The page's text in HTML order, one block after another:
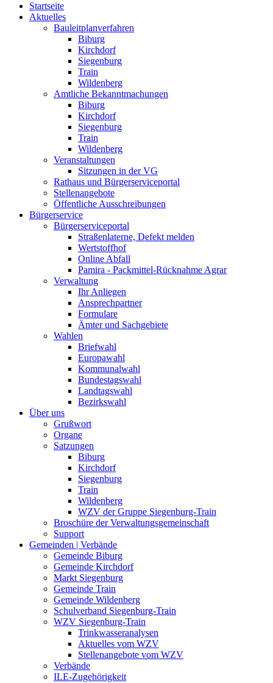
Startseite
Aktuelles
Bauleitplanverfahren
Biburg
Kirchdorf
Siegenburg
Train
Wildenberg
Amtliche Bekanntmachungen
Biburg
Kirchdorf
Siegenburg
Train
Wildenberg
Veranstaltungen
Sitzungen in der VG
Rathaus und Bürgerserviceportal
Stellenangebote
Öffentliche Ausschreibungen
Bürgerservice
Bürgerserviceportal
Straßenlaterne, Defekt melden
Wertstoffhof
Online Abfall
Pamira - Packmittel-Rücknahme Agrar
Verwaltung
Ihr Anliegen
Ansprechpartner
Formulare
Ämter und Sachgebiete
Wahlen
Briefwahl
Europawahl
Kommunalwahl
Bundestagswahl
Landtagswahl
Bezirkswahl
Über uns
Grußwort
Organe
Satzungen
Biburg
Kirchdorf
Siegenburg
Train
Wildenberg
WZV der Gruppe Siegenburg-Train
Broschüre der Verwaltungsgemeinschaft
Support
Gemeinden | Verbände
Gemeinde Biburg
Gemeinde Kirchdorf
Markt Siegenburg
Gemeinde Train
Gemeinde Wildenberg
Schulverband Siegenburg-Train
WZV Siegenburg-Train
Trinkwasseranalysen
Aktuelles vom WZV
Stellenangebote vom WZV
Verbände
ILE-Zugehörigkeit